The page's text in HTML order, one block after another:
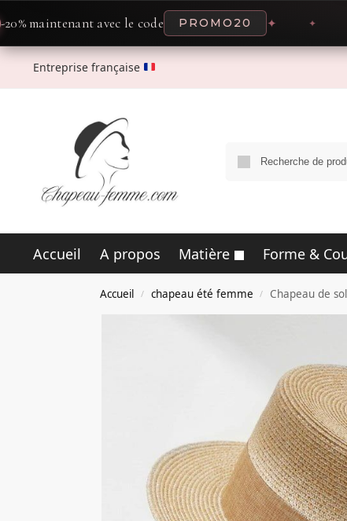
avec le code PROMO20 ✦
Entreprise française
Accueil A propos Matière Forme &
Accueil / chapeau été femme / Chapeau de